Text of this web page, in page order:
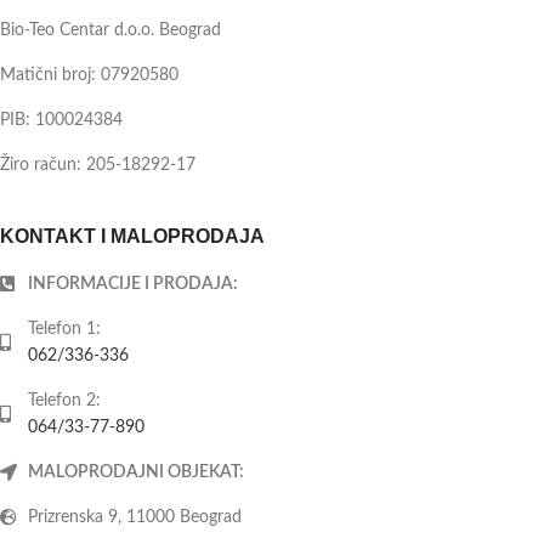
Bio-Teo Centar d.o.o. Beograd
Matični broj: 07920580
PIB: 100024384
Žiro račun: 205-18292-17
KONTAKT I MALOPRODAJA
INFORMACIJE I PRODAJA:
Telefon 1:
062/336-336
Telefon 2:
064/33-77-890
MALOPRODAJNI OBJEKAT:
Prizrenska 9, 11000 Beograd